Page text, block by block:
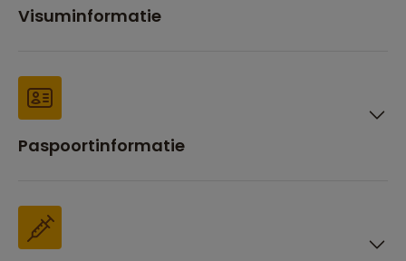
Visuminformatie
Paspoortinformatie